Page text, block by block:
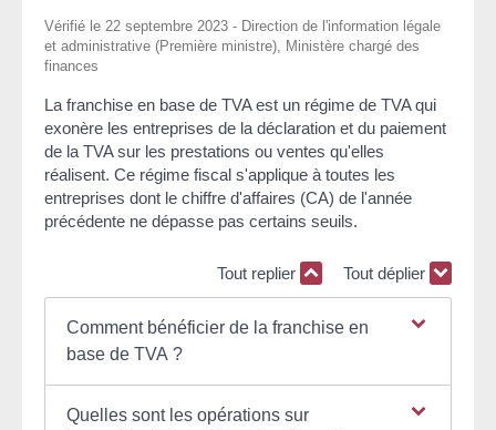
Vérifié le 22 septembre 2023 - Direction de l'information légale
et administrative (Première ministre), Ministère chargé des
finances
La franchise en base de TVA est un régime de TVA qui
exonère les entreprises de la déclaration et du paiement
de la TVA sur les prestations ou ventes qu'elles
réalisent. Ce régime fiscal s'applique à toutes les
entreprises dont le chiffre d'affaires (CA) de l'année
précédente ne dépasse pas certains seuils.
Tout replier Tout déplier
Comment bénéficier de la franchise en
base de TVA ?
Quelles sont les opérations sur